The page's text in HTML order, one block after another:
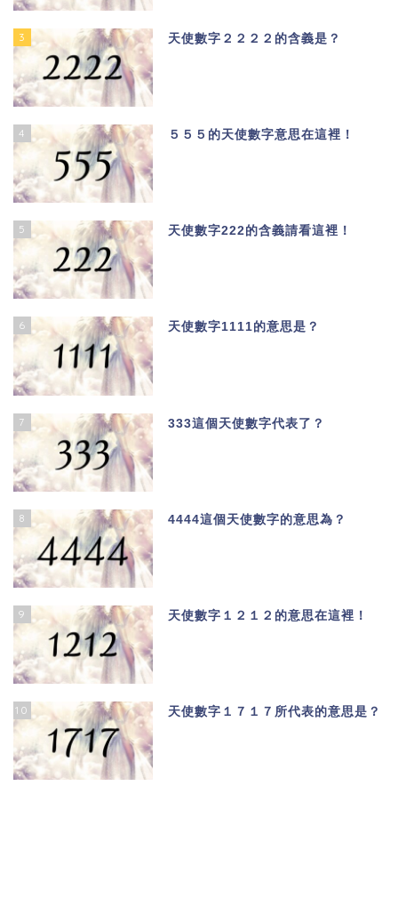
3 天使數字２２２２的含義是？
4 ５５５的天使數字意思在這裡！
5 天使數字222的含義請看這裡！
6 天使數字1111的意思是？
7 333這個天使數字代表了？
8 4444這個天使數字的意思為？
9 天使數字１２１２的意思在這裡！
10 天使數字１７１７所代表的意思是？